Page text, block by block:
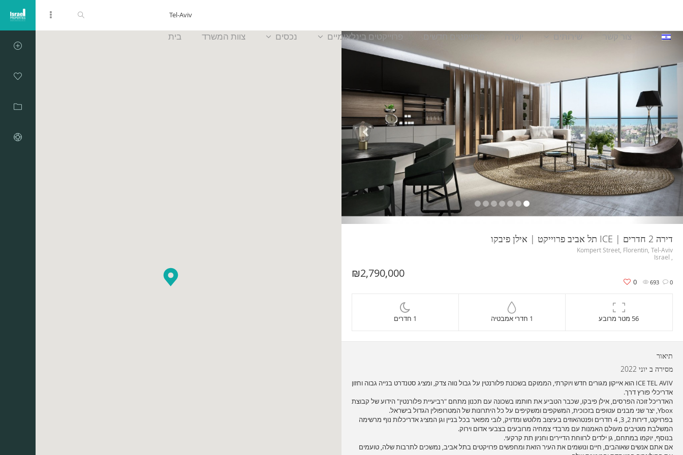
בית צוות המשרד נכסים פרוייקטים בינלאומיים פרוייקטים חדשים יוקרה שירותים צור קשר
דירה 2 חדרים | ICE תל אביב פרוייקט | אילן פיבקו
Kompert Street, Florentin, Tel-Aviv
₪2,790,000
693 0
0
1 חדרים 1 חדרי אמבטיה 56 מטר מרובע
תיאור
מסירה ב יוני 2022
ICE TEL AVIV הוא אייקון מגורים חדש ויוקרתי, הממוקם בשכונת פלורנטין על גבול נווה צדק, ומציג סטנדרט בנייה גבוה וחזון
אדריכלי פורץ דרך.
האדריכל זוכה הפרסים, אילן פיבקו, שכבר הטביע את חותמו בשכונה עם תכנון מתחם "רביעיית פלורנטין" הידוע של קבוצת
Ybox, יצר שני מבנים עטופים בזכוכית, המשקפים ומשקיפים על כל היתרונות של המטרופולין הגדול בישראל.
בפרויקט, דירות 2, 3, 4 חדרים ופנטהאוזים בעיצוב מלוטש ומדויק, לובי מפואר בכל בניין וגן המציג אדריכלות נוף מרשימה
המשלבת מוטיבים מעולם האמנות עם מרבדי צמחיה מרובעים בצבעי אדום וירוק.
בנוסף, יוקמו במתחם, גן ילדים לרווחת הדיירים וחניון תת קרקעי.
אם אתם אנשים שאוהבים, חיים ונושמים את העיר הזאת ומחפשים פרויקטים בתל אביב, נמשכים לתרבות שלה, טועמים